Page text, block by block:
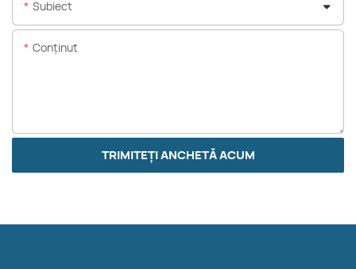
Subiect
Conţinut
TRIMITEȚI ANCHETĂ ACUM